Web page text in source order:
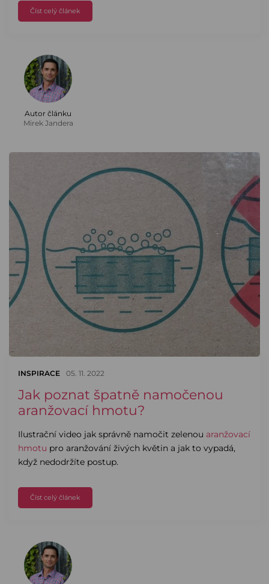
Číst celý článek
Autor článku
Mirek Jandera
INSPIRACE 05. 11. 2022
Jak poznat špatně namočenou
aranžovací hmotu?
Ilustrační video jak správně namočit zelenou aranžovací
hmotu pro aranžování živých květin a jak to vypadá,
když nedodržíte postup.
Číst celý článek